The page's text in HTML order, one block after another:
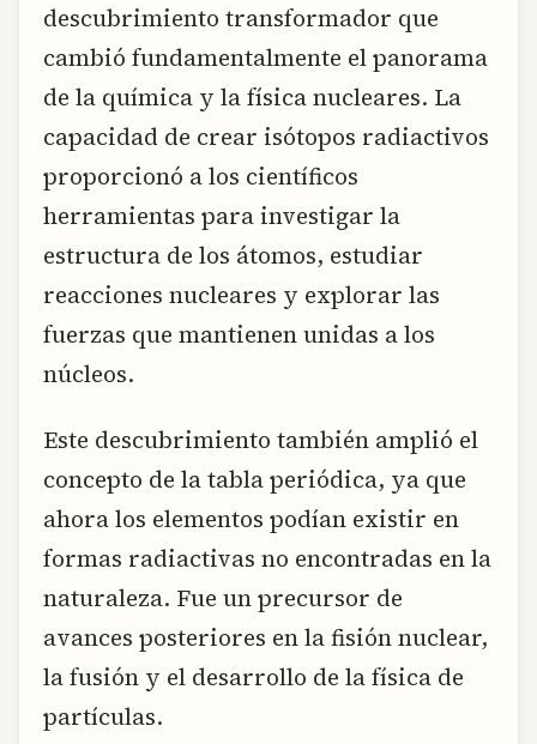
descubrimiento transformador que
cambió fundamentalmente el panorama
de la química y la física nucleares. La
capacidad de crear isótopos radiactivos
proporcionó a los científicos
herramientas para investigar la
estructura de los átomos, estudiar
reacciones nucleares y explorar las
fuerzas que mantienen unidas a los
núcleos.
Este descubrimiento también amplió el
concepto de la tabla periódica, ya que
ahora los elementos podían existir en
formas radiactivas no encontradas en la
naturaleza. Fue un precursor de
avances posteriores en la fisión nuclear,
la fusión y el desarrollo de la física de
partículas.